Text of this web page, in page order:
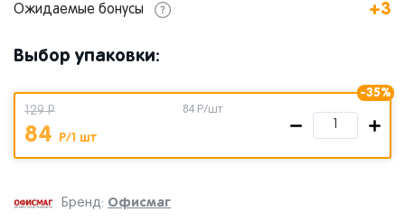
Бренд: Офисмаг
Ожидаемые бонусы +3
Выбор упаковки:
-35%
129 Р
84 Р/1 шт
84 Р/шт